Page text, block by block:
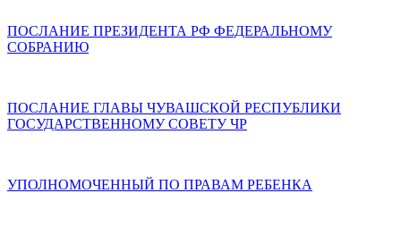
ПОСЛАНИЕ ПРЕЗИДЕНТА РФ ФЕДЕРАЛЬНОМУ
СОБРАНИЮ
ПОСЛАНИЕ ГЛАВЫ ЧУВАШСКОЙ РЕСПУБЛИКИ
ГОСУДАРСТВЕННОМУ СОВЕТУ ЧР
УПОЛНОМОЧЕННЫЙ ПО ПРАВАМ РЕБЕНКА